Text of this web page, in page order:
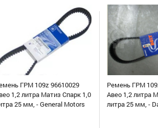
ГРМ 109z 96610029
1,2 литра Матиз Спарк 1,0
25 мм, - General Motors
Ремень ГРМ
Авео 1,2 литра
литра 25 мм, -